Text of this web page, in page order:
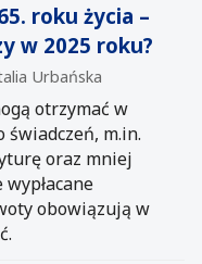
roku życia –
w 2025 roku?
Urbańska
otrzymać w
świadczeń, m.in.
oraz mniej
obowiązują w